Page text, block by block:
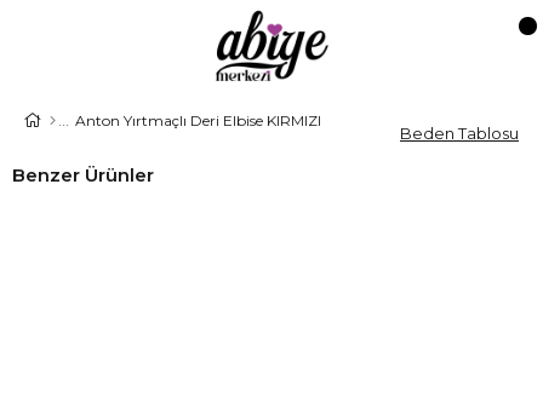
Anton Yırtmaçlı Deri Elbise KIRMIZI
Benzer Ürünler
Beden Tablosu